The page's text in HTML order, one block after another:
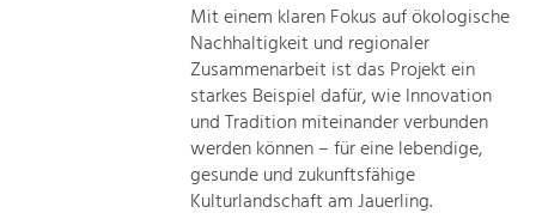
Mit einem klaren Fokus auf ökologische
Nachhaltigkeit und regionaler
Zusammenarbeit ist das Projekt ein
starkes Beispiel dafür, wie Innovation
und Tradition miteinander verbunden
werden können – für eine lebendige,
gesunde und zukunftsfähige
Kulturlandschaft am Jauerling.